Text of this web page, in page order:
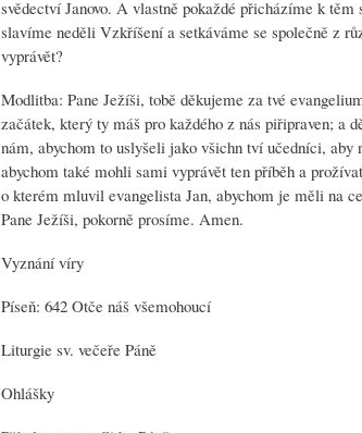
svědectví Janovo. A vlastně pokaždé přicházíme k
slavíme neděli Vzkříšení a setkáváme se společně z
vyprávět?
Modlitba: Pane Ježíši, tobě děkujeme za tvé
začátek, který ty máš pro každého z nás piřipraven; a
nám, abychom to uslyšeli jako všichn tví učedníci, aby
abychom také mohli sami vyprávět ten příběh a
o kterém mluvil evangelista Jan, abychom je měli na
Pane Ježíši, pokorně prosíme. Amen.
Vyznání víry
Píseň: 642 Otče náš všemohoucí
Liturgie sv. večeře Páně
Ohlášky